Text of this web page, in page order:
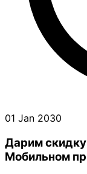
01 Jan 2030
Дарим скидку
Мобильном